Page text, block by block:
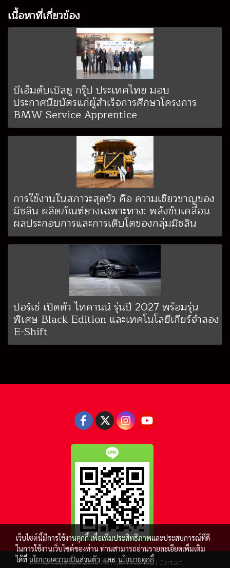
เนื้อหาที่เกี่ยวข้อง
บีเอ็มดับเบิลยู กรุ๊ป ประเทศไทย มอบ
ประกาศนียบัตรแก่ผู้สำเร็จการศึกษาโครงการ
BMW Service Apprentice
การใช้งานในสภาวะสุดขั้ว คือ ความเชี่ยวชาญของ
มิชลิน ผลิตภัณฑ์ยางเฉพาะทาง: พลังขับเคลื่อน
ผลประกอบการและการเติบโตของกลุ่มมิชลิน
ปอร์เช่ เปิดตัว ไทคานน์ รุ่นปี 2027 พร้อมรุ่น
พิเศษ Black Edition และเทคโนโลยีเกียร์จำลอง
E-Shift
© Copyright 2016 All right reserved.| Contact :
เว็บไซต์นี้มีการใช้งานคุกกี้ เพื่อเพิ่มประสิทธิภาพและประสบการณ์ที่ดี
ในการใช้งานเว็บไซต์ของท่าน ท่านสามารถอ่านรายละเอียดเพิ่มเติม
ได้ที่นโยบายความเป็นส่วนตัว และนโยบายคุกกี้